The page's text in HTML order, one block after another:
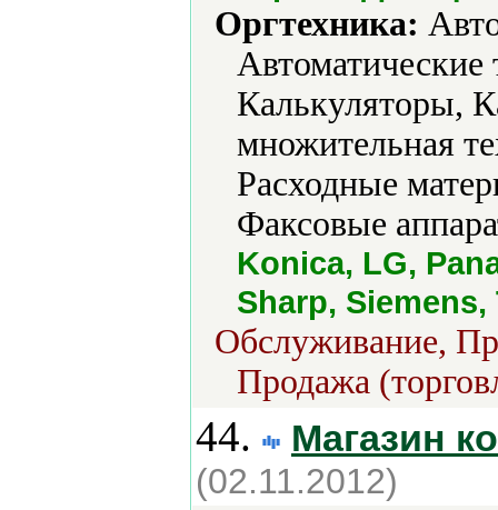
Оргтехника:
Калькуляторы,
множительная
Расходные
Факсовые
Konica, LG,
Sharp,
Обслуживание,
Продажа
44. Магазин
(02.11.2012)